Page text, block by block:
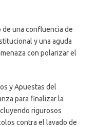
de una confluencia de
y una aguda
con polarizar el
y Apuestas del
para finalizar la
rigurosos
contra el lavado de